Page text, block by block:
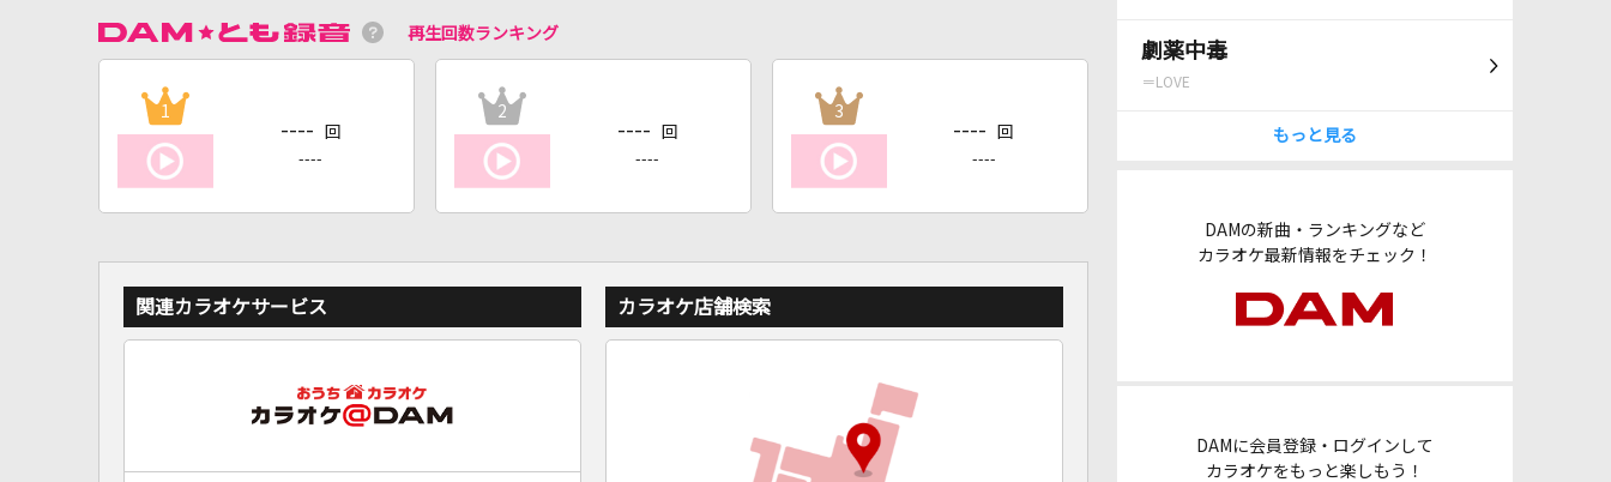
劇薬中毒
＝LOVE
もっと見る
DAMの新曲・ランキングなど
カラオケ最新情報をチェック！
DAMに会員登録・ログインして
カラオケをもっと楽しもう！
再生回数ランキング
1
---- 回
----
2
---- 回
----
3
---- 回
----
関連カラオケサービス カラオケ店舗検索